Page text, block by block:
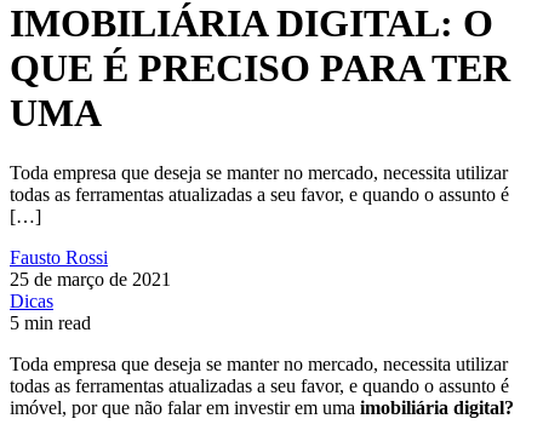
IMOBILIÁRIA DIGITAL: O
QUE É PRECISO PARA TER
UMA
Toda empresa que deseja se manter no mercado, necessita utilizar
todas as ferramentas atualizadas a seu favor, e quando o assunto é
[…]
Fausto Rossi
25 de março de 2021
Dicas
5 min read
Toda empresa que deseja se manter no mercado, necessita utilizar
todas as ferramentas atualizadas a seu favor, e quando o assunto é
imóvel, por que não falar em investir em uma imobiliária digital?